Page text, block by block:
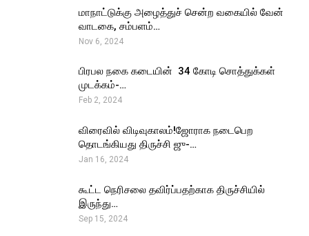
மாநாட்டுக்கு அழைத்துச் சென்ற வகையில் வேன்
வாடகை, சம்பளம்…
Nov 6, 2024
பிரபல நகை கடையின் ₹ 34 கோடி சொத்துக்கள்
முடக்கம்-…
Feb 2, 2024
விரைவில் விடிவுகாலம்!ஜோராக நடைபெற
தொடங்கியது திருச்சி ஜு-…
Jan 16, 2024
கூட்ட நெரிசலை தவிர்ப்பதற்காக திருச்சியில்
இருந்து…
Sep 15, 2024